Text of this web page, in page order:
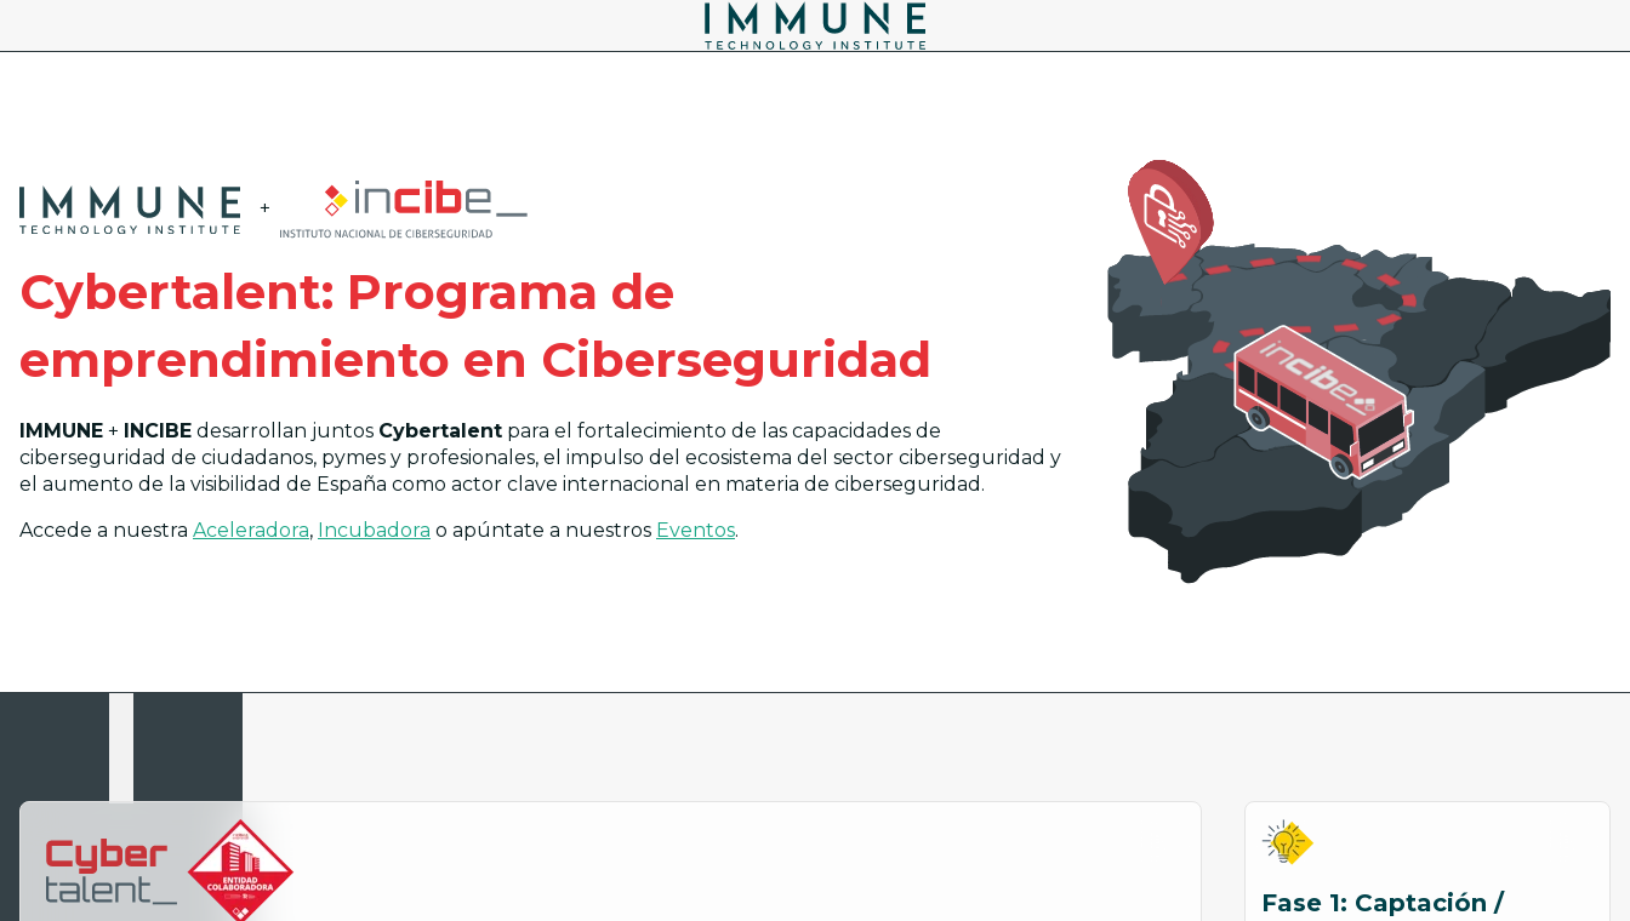
+
Cybertalent: Programa de
emprendimiento en Ciberseguridad
IMMUNE + INCIBE desarrollan juntos Cybertalent para el fortalecimiento de las capacidades de
ciberseguridad de ciudadanos, pymes y profesionales, el impulso del ecosistema del sector ciberseguridad y
el aumento de la visibilidad de España como actor clave internacional en materia de ciberseguridad.
Accede a nuestra Aceleradora, Incubadora o apúntate a nuestros Eventos.
Fase 1: Captación /